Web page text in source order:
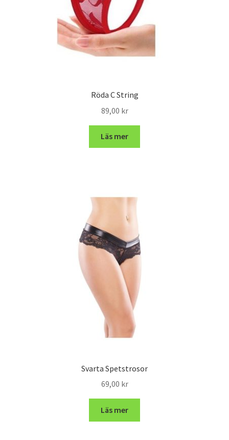
Röda C String
89,00 kr
Läs mer
Svarta Spetstrosor
69,00 kr
Läs mer